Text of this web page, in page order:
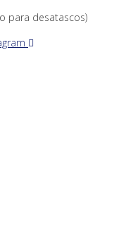
para desatascos)